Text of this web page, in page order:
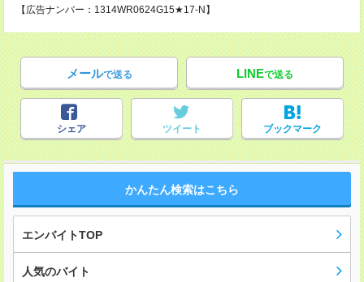
【広告ナンバー：1314WR0624G15★17-N】
メールで送る LINEで送る
シェア ツイート ブックマーク
かんたん検索はこちら
エンバイトTOP
人気のバイト